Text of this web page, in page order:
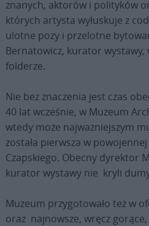
znanych, aktorów i polityków
których artysta wyłuskuje z
ulotne pozy i przelotne
Bernatowicz, kurator wystawy,
folderze.
Nie bez znaczenia jest czas
40 lat wcześnie, w Muzeum
wtedy może najważniejszym
została pierwsza w
Czapskiego. Obecny dyrektor
kurator wystawy nie kryli
Muzeum przygotowało też w
oraz najnowsze, wręcz